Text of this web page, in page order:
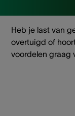
Heb je last van
overtuigd of
voordelen graag